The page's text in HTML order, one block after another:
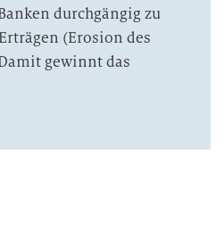
durchgängig zu
(Erosion des
gewinnt das